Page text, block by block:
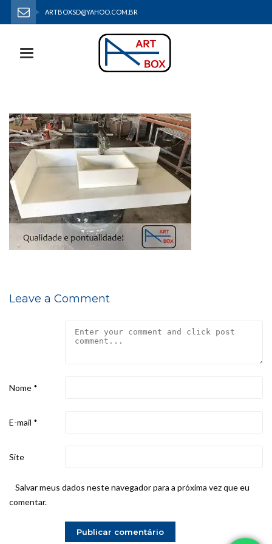
ARTBOXSD@YAHOO.COM.BR
(32) 32512526 | (32) 991990167
Toggle navigation
Leave a Comment
Nome *
E-mail *
Site
Salvar meus dados neste navegador para a próxima vez que eu
comentar.